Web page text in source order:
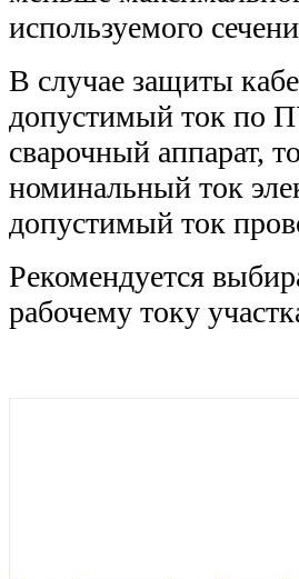
используемого
В случае защиты
допустимый ток по
сварочный аппарат,
номинальный ток
допустимый ток
Рекомендуется
рабочему току